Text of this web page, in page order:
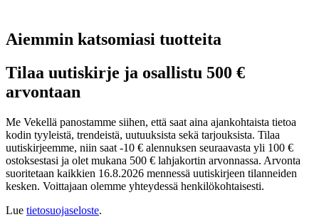
Aiemmin katsomiasi tuotteita
Tilaa uutiskirje ja osallistu 500 €
arvontaan
Me Vekellä panostamme siihen, että saat aina ajankohtaista tietoa
kodin tyyleistä, trendeistä, uutuuksista sekä tarjouksista. Tilaa
uutiskirjeemme, niin saat -10 € alennuksen seuraavasta yli 100 €
ostoksestasi ja olet mukana 500 € lahjakortin arvonnassa. Arvonta
suoritetaan kaikkien 16.8.2026 mennessä uutiskirjeen tilanneiden
kesken. Voittajaan olemme yhteydessä henkilökohtaisesti.
Lue tietosuojaseloste.